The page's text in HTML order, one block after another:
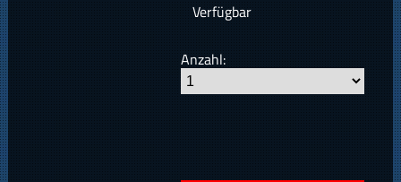
Verfügbar
Anzahl: